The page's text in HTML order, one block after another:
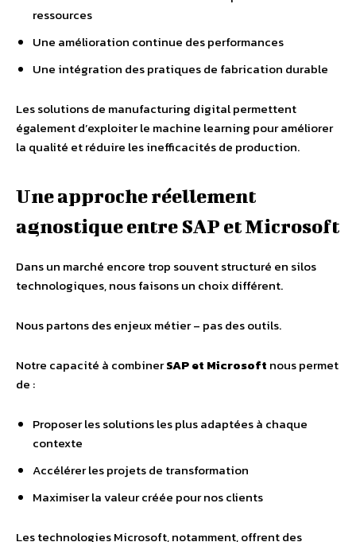
ressources
Une amélioration continue des performances
Une intégration des pratiques de fabrication durable
Les solutions de manufacturing digital permettent
également d’exploiter le machine learning pour améliorer
la qualité et réduire les inefficacités de production.
Une approche réellement
agnostique entre SAP et Microsoft
Dans un marché encore trop souvent structuré en silos
technologiques, nous faisons un choix différent.
Nous partons des enjeux métier – pas des outils.
Notre capacité à combinerSAP et Microsoft nous permet
de :
Proposer les solutions les plus adaptées à chaque
contexte
Accélérer les projets de transformation
Maximiser la valeur créée pour nos clients
Les technologies Microsoft, notamment, offrent des